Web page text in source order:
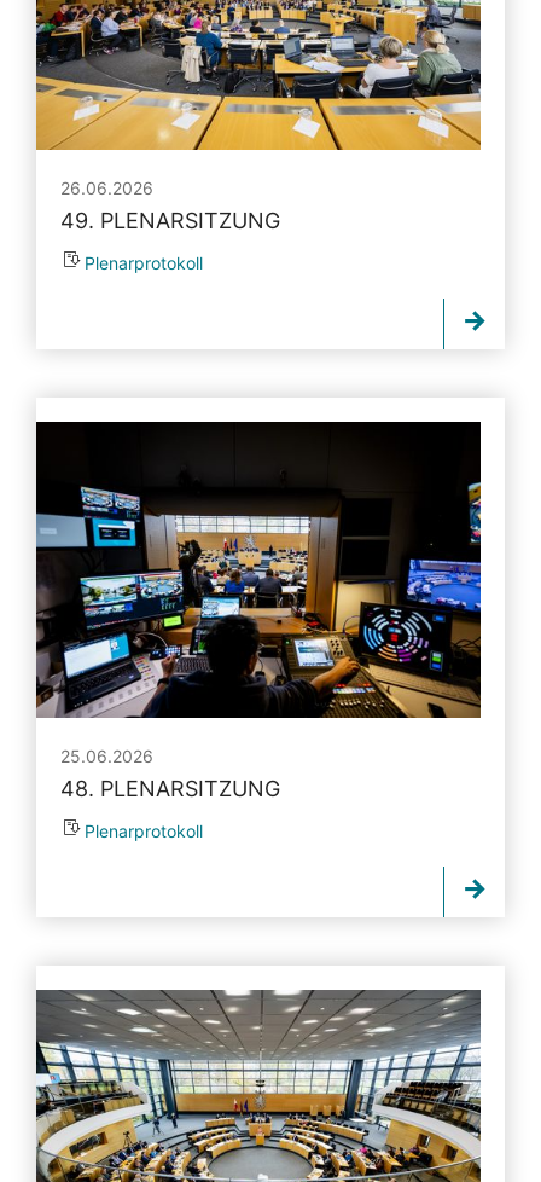
26.06.2026
49. PLENARSITZUNG
Plenarprotokoll
25.06.2026
48. PLENARSITZUNG
Plenarprotokoll